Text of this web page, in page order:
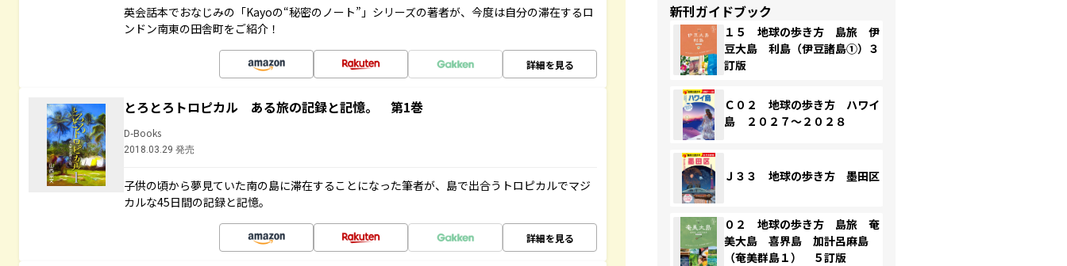
英会話本でおなじみの「Kayoの“秘密のノート”」シリーズの著者が、今度は自分の滞在するロ
ンドン南東の田舎町をご紹介！
詳細を見る
とろとろトロピカル ある旅の記録と記憶。 第1巻
D-Books
2018.03.29 発売
子供の頃から夢見ていた南の島に滞在することになった筆者が、島で出合うトロピカルでマジ
カルな45日間の記録と記憶。
詳細を見る
新刊ガイドブック
１５ 地球の歩き方 島旅 伊
豆大島 利島（伊豆諸島①）３
訂版
Ｃ０２ 地球の歩き方 ハワイ
島 ２０２７～２０２８
Ｊ３３ 地球の歩き方 墨田区
０２ 地球の歩き方 島旅 奄
美大島 喜界島 加計呂麻島
（奄美群島１） ５訂版